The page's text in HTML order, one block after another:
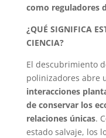
como reguladores
¿QUÉ SIGNIFICA
CIENCIA?
El descubrimiento
polinizadores abre
interacciones
de conservar los
relaciones únicas.
estado salvaje, los